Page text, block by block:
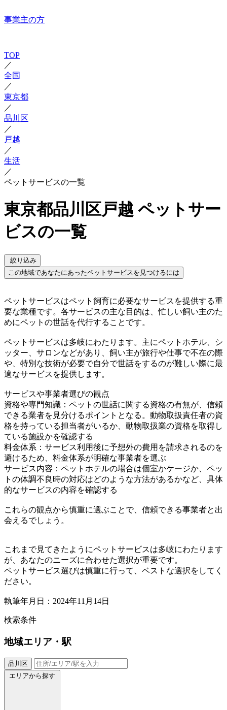
事業主の方
TOP
／
全国
／
東京都
／
品川区
／
戸越
／
生活
／
ペットサービスの一覧
東京都品川区戸越 ペットサー
ビスの一覧
絞り込み
この地域であなたにあったペットサービスを見つけるには
ペットサービスはペット飼育に必要なサービスを提供する重
要な業種です。各サービスの主な目的は、忙しい飼い主のた
めにペットの世話を代行することです。
ペットサービスは多岐にわたります。主にペットホテル、シ
ッター、サロンなどがあり、飼い主が旅行や仕事で不在の際
や、特別な技術が必要で自分で世話をするのが難しい際に最
適なサービスを提供します。
サービスや事業者選びの観点
資格や専門知識：ペットの世話に関する資格の有無が、信頼
できる業者を見分けるポイントとなる。動物取扱責任者の資
格を持っている担当者がいるか、動物取扱業の資格を取得し
ている施設かを確認する
料金体系：サービス利用後に予想外の費用を請求されるのを
避けるため、料金体系が明確な事業者を選ぶ
サービス内容：ペットホテルの場合は個室かケージか、ペッ
トの体調不良時の対応はどのような方法があるかなど、具体
的なサービスの内容を確認する
これらの観点から慎重に選ぶことで、信頼できる事業者と出
会えるでしょう。
これまで見てきたようにペットサービスは多岐にわたります
が、あなたのニーズに合わせた選択が重要です。
ペットサービス選びは慎重に行って、ベストな選択をしてく
ださい。
執筆年月日：2024年11月14日
検索条件
地域エリア・駅
品川区
エリアから探す